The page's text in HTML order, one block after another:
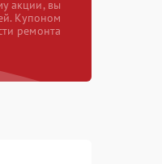
акции, вы
Купоном
ремонта